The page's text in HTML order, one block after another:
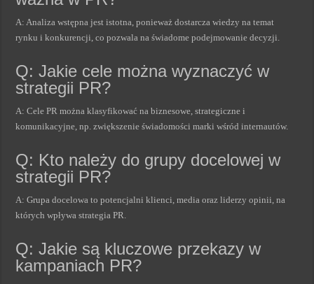
A: Analiza wstępna jest istotna, ponieważ dostarcza wiedzy na temat
rynku i konkurencji, co pozwala na świadome podejmowanie decyzji.
Q: Jakie cele można wyznaczyć w
strategii PR?
A: Cele PR można klasyfikować na biznesowe, strategiczne i
komunikacyjne, np. zwiększenie świadomości marki wśród internautów.
Q: Kto należy do grupy docelowej w
strategii PR?
A: Grupa docelowa to potencjalni klienci, media oraz liderzy opinii, na
których wpływa strategia PR.
Q: Jakie są kluczowe przekazy w
kampaniach PR?